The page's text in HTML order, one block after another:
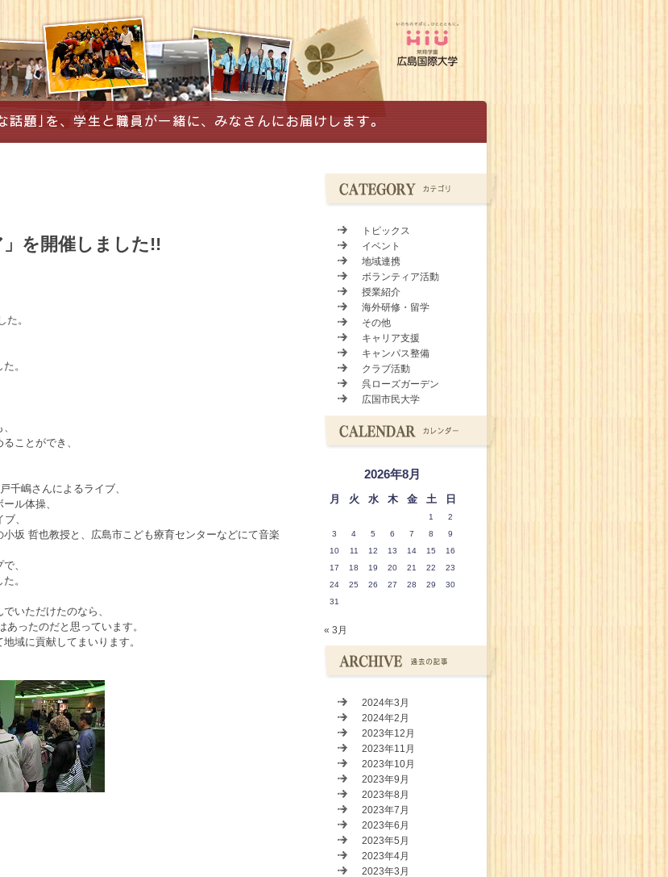
」を開催しました!!
た。
。
ことができ、
千嶋さんによるライブ、
ル体操、
、
坂 哲也教授と、広島市こども療育センターなどにて音楽
、
。
いただけたのなら、
あったのだと思っています。
域に貢献してまいります。
トピックス
イベント
地域連携
ボランティア活動
授業紹介
海外研修・留学
その他
キャリア支援
キャンパス整備
クラブ活動
呉ローズガーデン
広国市民大学
2026年8月
月 火 水 木 金 土 日
1
2
3
4 5 6 7 8
9
10
11 12 13 14 15
16
17
18 19 20 21 22
23
24
25 26 27 28 29
30
31
« 3月
2024年3月
2024年2月
2023年12月
2023年11月
2023年10月
2023年9月
2023年8月
2023年7月
2023年6月
2023年5月
2023年4月
2023年3月